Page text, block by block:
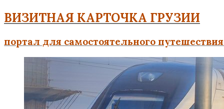
ВИЗИТНАЯ КАРТОЧКА ГРУЗИИ
портал для самостоятельного